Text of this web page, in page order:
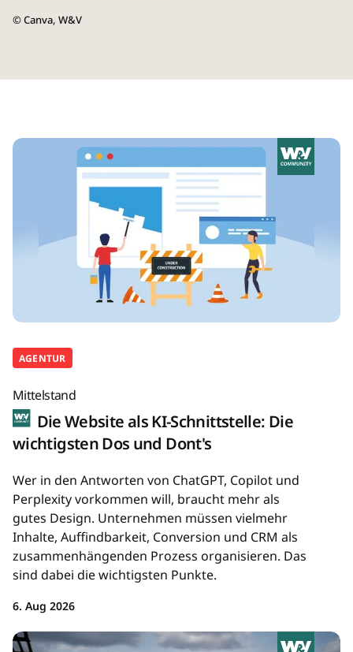
©Canva, W&V
AGENTUR
Mittelstand
Die Website als KI-Schnittstelle: Die
wichtigsten Dos und Dont's
Wer in den Antworten von ChatGPT, Copilot und
Perplexity vorkommen will, braucht mehr als
gutes Design. Unternehmen müssen vielmehr
Inhalte, Auffindbarkeit, Conversion und CRM als
zusammenhängenden Prozess organisieren. Das
sind dabei die wichtigsten Punkte.
6. Aug 2026